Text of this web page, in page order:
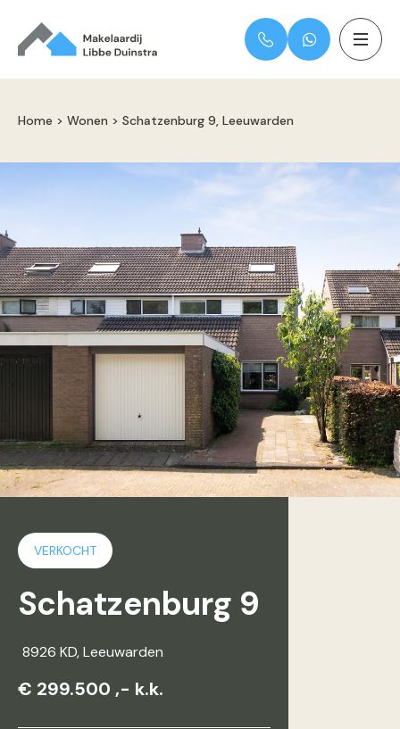
Home > Wonen > Schatzenburg 9, Leeuwarden
VERKOCHT
Schatzenburg 9
8926 KD, Leeuwarden
€ 299.500 ,- k.k.